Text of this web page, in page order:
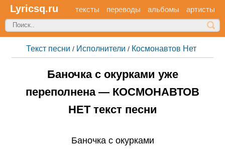
Lyricsq.ru тексты переводы альбомы артисты
Текст песни / Исполнители / Космонавтов Нет
Баночка с окурками уже
переполнена — КОСМОНАВТОВ
НЕТ текст песни
Баночка с окурками